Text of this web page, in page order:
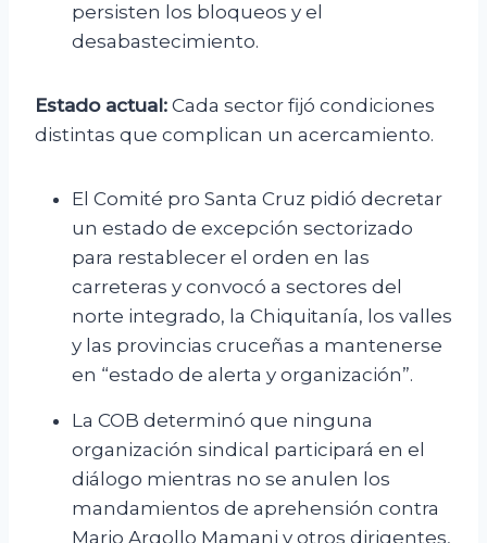
persisten los bloqueos y el
desabastecimiento.
Estado actual: Cada sector fijó condiciones
distintas que complican un acercamiento.
El Comité pro Santa Cruz pidió decretar
un estado de excepción sectorizado
para restablecer el orden en las
carreteras y convocó a sectores del
norte integrado, la Chiquitanía, los valles
y las provincias cruceñas a mantenerse
en “estado de alerta y organización”.
La COB determinó que ninguna
organización sindical participará en el
diálogo mientras no se anulen los
mandamientos de aprehensión contra
Mario Argollo Mamani y otros dirigentes,